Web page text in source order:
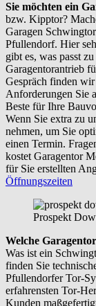
Sie möchten ein
bzw. Kipptor?
Garagen
Pfullendorf. Hier
gibt es, was passt
Garagentorantrieb
Gespräch finden
Anforderungen Sie
Beste für Ihre
Wenn Sie extra zu
nehmen, um Sie
einen Termin.
kostet Garagentor
für Sie erstellten
Öffnungszeiten
Prospekt
Welche
Was ist ein
finden Sie
Pfullendorfer Tor-
erfahrensten Tor-
Kunden